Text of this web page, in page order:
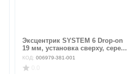
Эксцентрик SYSTEM 6 Drop-on
19 мм, установка сверху, сере...
КОД: 006979-381-001